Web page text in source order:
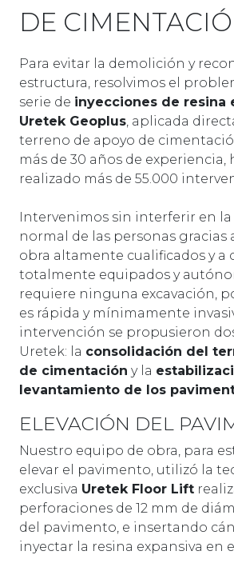
DE
Para evitar la demolición y
estructura, resolvimos el
serie de inyecciones de resina
Uretek Geoplus, aplicada
terreno de apoyo de
más de 30 años de experiencia,
realizado más de 55.000
Intervenimos sin interferir en la
normal de las personas gracias
obra altamente cualificados y a
totalmente equipados y
requiere ninguna excavación,
es rápida y mínimamente
intervención se propusieron
Uretek: la consolidación del
de cimentación y la
levantamiento de los
ELEVACIÓN DEL
Nuestro equipo de obra, para
elevar el pavimento, utilizó la
exclusiva Uretek Floor Lift
perforaciones de 12 mm de
del pavimento, e insertando
inyectar la resina expansiva en